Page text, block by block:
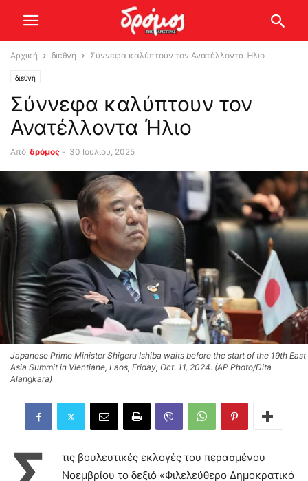
Αρχική διεθνή Σύννεφα καλύπτουν τον Ανατέλλοντα Ήλιο
διεθνή
Σύννεφα καλύπτουν τον
Ανατέλλοντα Ήλιο
Από δρόμος - 30 Ιουλίου, 2025
Japanese Prime Minister Shigeru Ishiba waits before the start of the 19th East
Asia Summit in Vientiane, Laos, Friday, Oct. 11, 2024. (AP Photo/Dita
Alangkara)
τις βουλευτικές εκλογές του περασμένου
Νοεμβρίου το δεξιό «Φιλελεύθερο Δημοκρατικό